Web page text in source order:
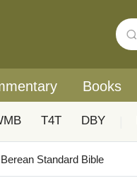
Books
T4T DBY